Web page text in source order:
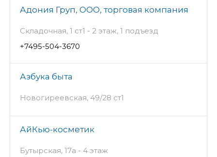
Адония Груп, ООО, торговая компания
Складочная, 1 ст1 - 2 этаж, 1 подъезд
+7495-504-3670
Азбука быта
Новогиреевская, 49/28 ст1
АйКью-косметик
Бутырская, 17а - 4 этаж